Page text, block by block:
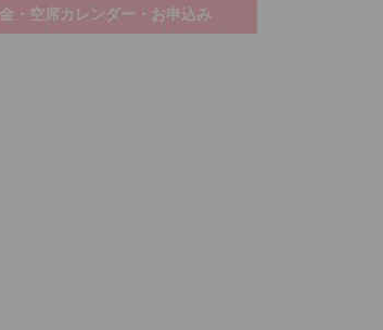
・空席カレンダー・お申込み